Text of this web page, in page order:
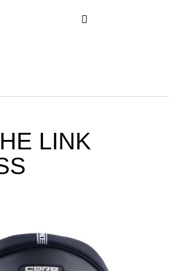
LINK